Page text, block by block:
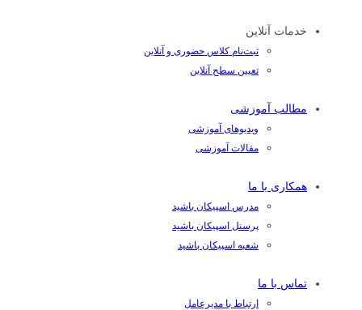
خدمات آنلاین
ثبت‌نام کلاس حضوری و آنلاین
تعیین سطح آنلاین
مطالب آموزشی
ویدیوهای آموزشی
مقالات آموزشی
همکاری با ما
مدرس اسپیکان باشید
پرسنل اسپیکان باشید
شعبه اسپیکان باشید
تماس با ما
ارتباط با مدیرعامل